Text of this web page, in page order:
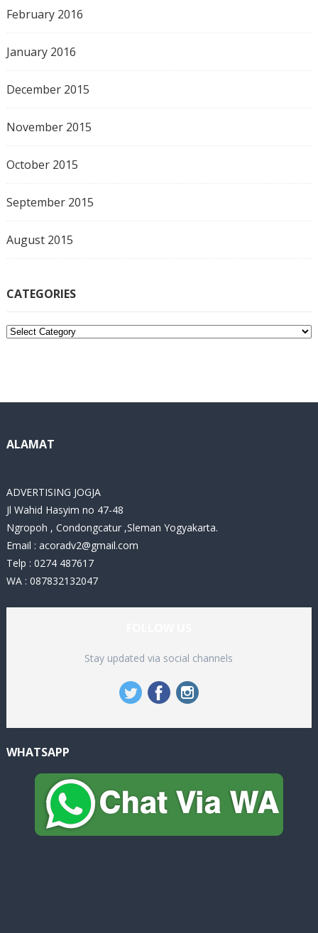
February 2016
January 2016
December 2015
November 2015
October 2015
September 2015
August 2015
CATEGORIES
C
i
ALAMAT
ADVERTISING JOGJA
Jl Wahid Hasyim no 47-48
Ngropoh , Condongcatur ,Sleman Yogyakarta.
Email : acoradv2@gmail.com
Telp : 0274 487617
WA : 087832132047
Stay updated via social channels
WHATSAPP